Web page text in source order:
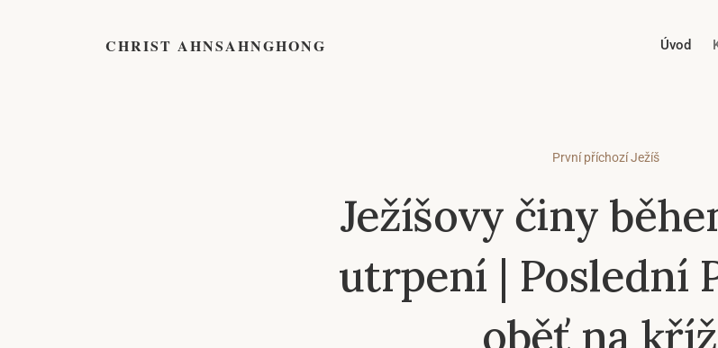
CHRIST AHNSAHNGHONG Úvod
První příchozí Ježíš
Ježíšovy činy
utrpení | Poslední
oběť na